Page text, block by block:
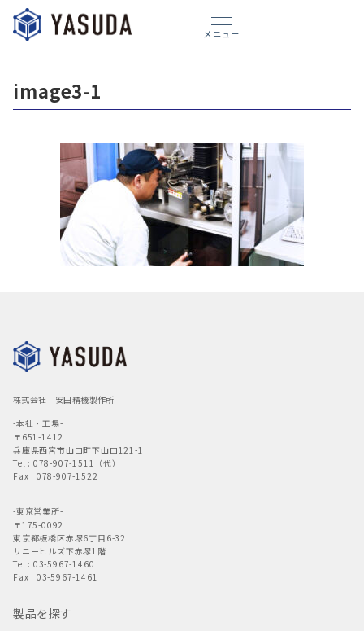
メニュー
image3-1
株式会社 安田精機製作所
-本社・工場-
〒651-1412
兵庫県西宮市山口町下山口121-1
Tel : 078-907-1511（代）
Fax : 078-907-1522
-東京営業所-
〒175-0092
東京都板橋区赤塚6丁目6-32
サニーヒルズ下赤塚1階
Tel : 03-5967-1460
Fax : 03-5967-1461
製品を探す